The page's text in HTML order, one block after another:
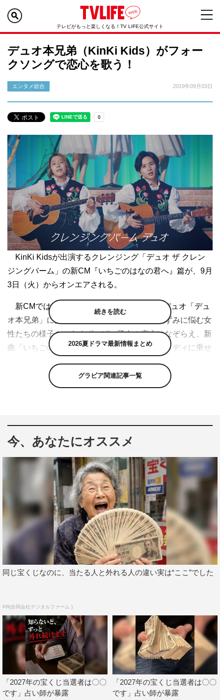
テレビがもっと楽しくなる！TV LIFE公式サイト
デュオ本兄弟（KinKi Kids）がフォー
クソングで恋心を歌う！
エンタメ総合 2019年09月03日
KinKi Kidsが出演するクレンジング「デュオ ザ クレン
ジングバーム」の新CM『いちごのはなの君へ』篇が、9月
3日（火）からオンエアされる。
新CMでは、KinKi Kidsの2人が架空の人気デュオ「デュ
オ本兄弟」に扮し、お肌のくすみや毛穴の黒ずみに悩む女
性たちの様子を、あまずっぱい乙女の恋心になぞらえ、新
曲「いちごのはなの君へ」のフォーク調のメロディに乗せ
CM撮影では、都内のスタジオに「デュオ本兄弟」が歌
ォークソングということもあり、タイトルや歌詞の内容に
合わせ、セットにはいちごやかわいらしい花々をところ狭
のあるパフスリーブの白いドレスシャツに、いちごの刺繍
をあしらった黒のベストという、ロマンチックな雰囲気の
衣装で撮影に臨んだ。
撮影を終えた堂本光一が「今回フォークデュオというこ
ともあり、ちょっとかわいらしさもあるんじゃないか
と…」と話すと、剛は「そうですね。（衣装も）相当普段
着に近いかたちで臨みました」と。「（普段着は）こんな
感じなんですね？」と光一が尋ねると、「ええ。寝巻きで
わせ、スタジオを後にした。
「デュオ ザ クレンジングバーム」CMギャラリー：
https://www.duo.jp/media/cm_gallery.html
続きを読む
2026夏ドラマ最新情報まとめ
グラビア関連記事一覧
今、あなたにオススメ
同じ宝くじなのに、当たる人と外れる人の違い実は“ここ”でした
PR(合同会社デジタルファーム )
「2027年の宝くじ当選者は〇〇
です」占い師が暴露
「2027年の宝くじ当選者は〇〇
です」占い師が暴露